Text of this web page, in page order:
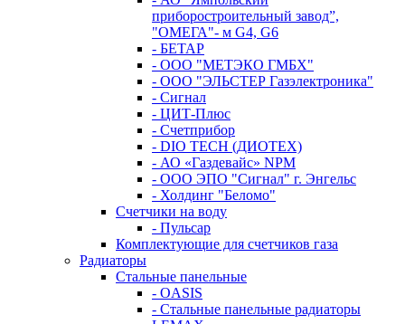
приборостроительный завод”,
"ОМЕГА"- м G4, G6
- БЕТАР
- ООО "МЕТЭКО ГМБХ"
- ООО "ЭЛЬСТЕР Газэлектроника"
- Сигнал
- ЦИТ-Плюс
- Счетприбор
- DIO TECH (ДИОТЕХ)
- АО «Газдевайс» NPM
- ООО ЭПО "Сигнал" г. Энгельс
- Холдинг "Беломо"
Счетчики на воду
- Пульсар
Комплектующие для счетчиков газа
Радиаторы
Стальные панельные
- OASIS
- Стальные панельные радиаторы